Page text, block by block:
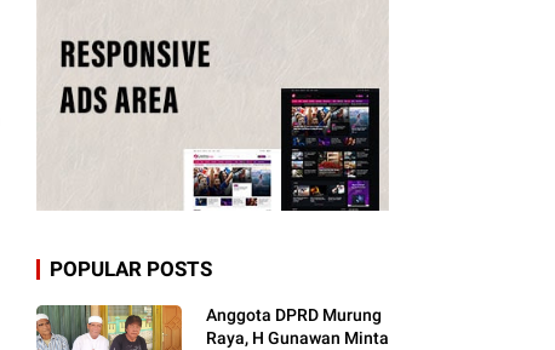
POPULAR POSTS
Anggota DPRD Murung
Raya, H Gunawan Minta